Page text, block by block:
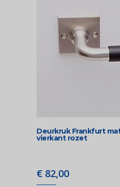
Deurkruk Frankfurt
vierkant rozet
€ 82,00